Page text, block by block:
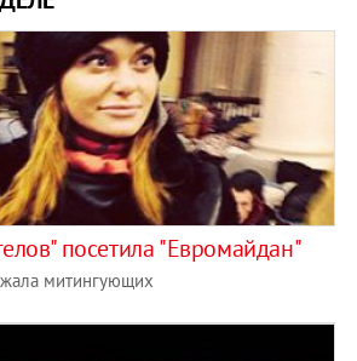
посетила "Евромайдан"
митингующих